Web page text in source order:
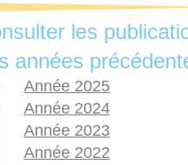
les
années
Année 2025
Année 2024
Année 2023
Année 2022